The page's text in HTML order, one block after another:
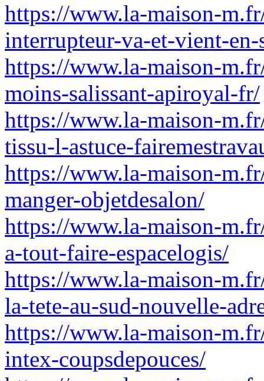
https://www.la-maison-
interrupteur-va-et-vient-
https://www.la-maison-
moins-salissant-apiroyal-fr/
https://www.la-maison-
tissu-l-astuce-
https://www.la-maison-
manger-objetdesalon/
https://www.la-maison-
a-tout-faire-espacelogis/
https://www.la-maison-
la-tete-au-sud-nouvelle-
https://www.la-maison-
intex-coupsdepouces/